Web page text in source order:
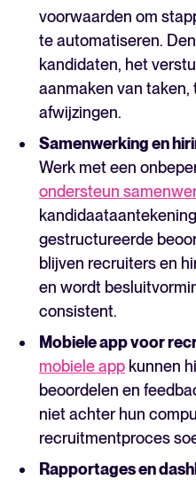
voorwaarden om
te automatiseren.
kandidaten, het
aanmaken van taken,
afwijzingen.
Samenwerking en
Werk met een
ondersteun
gestructureerde
blijven recruiters en
en wordt
consistent.
Mobiele app voor
mobiele app kunnen
beoordelen en
niet achter hun
recruitmentproces
Rapportages en